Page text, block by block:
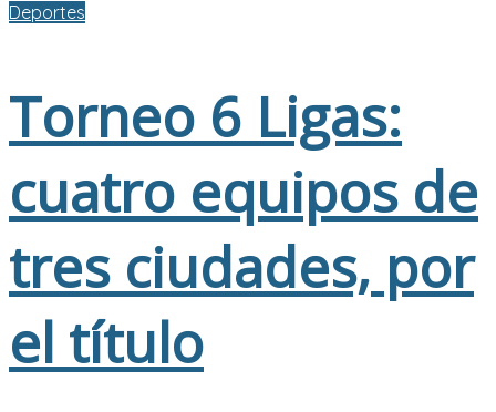
Deportes
Torneo 6 Ligas:
cuatro equipos de
tres ciudades, por
el título